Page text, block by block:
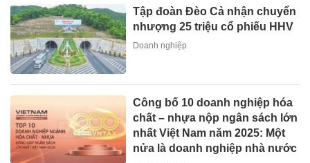
Tập đoàn Đèo Cả nhận chuyển
nhượng 25 triệu cổ phiếu HHV
Doanh nghiệp
Công bố 10 doanh nghiệp hóa
chất – nhựa nộp ngân sách lớn
nhất Việt Nam năm 2025: Một
nửa là doanh nghiệp nhà nước